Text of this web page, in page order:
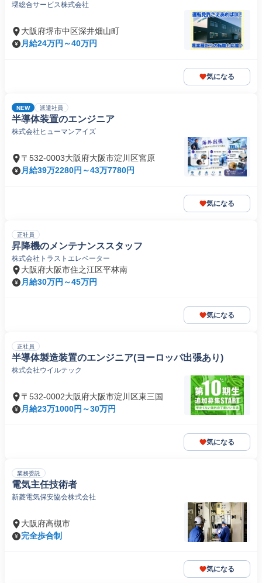
堺総合サービス株式会社
大阪府堺市中区深井畑山町
月給24万円～40万円
気になる
NEW 派遣社員
半導体装置のエンジニア
株式会社ヒューマンアイズ
〒532-0003大阪府大阪市淀川区宮原
月給39万2280円～43万7780円
気になる
正社員
昇降機のメンテナンススタッフ
株式会社トラストエレベーター
大阪府大阪市住之江区平林南
月給30万円～45万円
気になる
正社員
半導体製造装置のエンジニア(ヨーロッパ出張あり)
株式会社ウイルテック
〒532-0002大阪府大阪市淀川区東三国
月給23万1000円～30万円
気になる
業務委託
電気主任技術者
新菱電気保安協会株式会社
大阪府高槻市
完全歩合制
気になる